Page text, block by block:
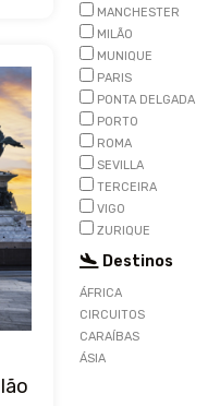
MANCHESTER
MILÃO
MUNIQUE
PARIS
PONTA DELGADA
PORTO
ROMA
SEVILLA
TERCEIRA
VIGO
ZURIQUE
Destinos
ÁFRICA
CIRCUITOS
CARAÍBAS
ÁSIA